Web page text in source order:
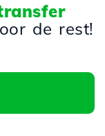
de rest!